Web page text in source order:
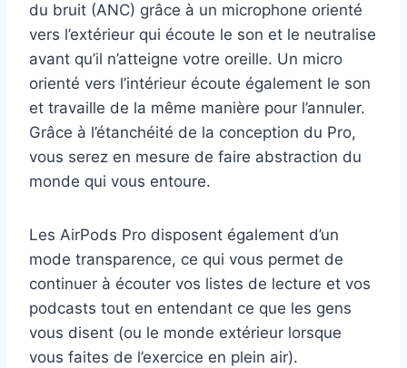
du bruit (ANC) grâce à un microphone orienté
vers l’extérieur qui écoute le son et le neutralise
avant qu’il n’atteigne votre oreille. Un micro
orienté vers l’intérieur écoute également le son
et travaille de la même manière pour l’annuler.
Grâce à l’étanchéité de la conception du Pro,
vous serez en mesure de faire abstraction du
monde qui vous entoure.
Les AirPods Pro disposent également d’un
mode transparence, ce qui vous permet de
continuer à écouter vos listes de lecture et vos
podcasts tout en entendant ce que les gens
vous disent (ou le monde extérieur lorsque
vous faites de l’exercice en plein air).